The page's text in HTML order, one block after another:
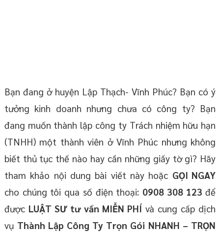
Bạn đang ở huyện Lập Thạch- Vĩnh Phúc? Bạn có ý
tưởng kinh doanh nhưng chưa có công ty? Bạn
đang muốn thành lập công ty Trách nhiệm hữu hạn
(TNHH) một thành viên ở Vĩnh Phúc nhưng không
biết thủ tục thế nào hay cần những giấy tờ gì? Hãy
tham khảo nội dung bài viết này hoặc GỌI NGAY
cho chúng tôi qua số điện thoại: 0908 308 123 để
được LUẬT SƯ tư vấn MIỄN PHÍ và cung cấp dịch
vụ Thành Lập Công Ty Trọn Gói NHANH – TRỌN